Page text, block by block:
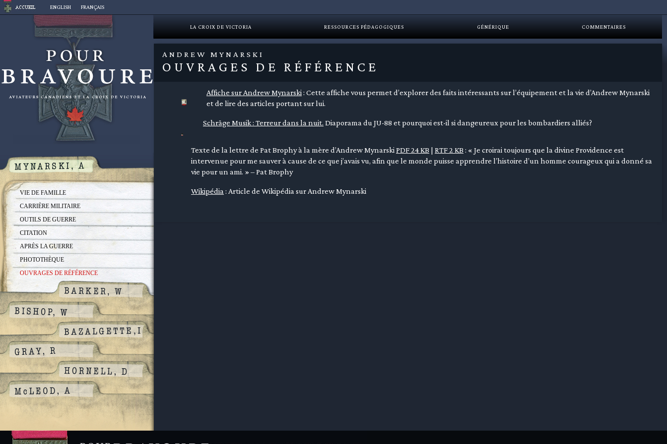
Aller
au
contenu
ENGLISH FRANÇAIS
VIE DE FAMILLE
CARRIÈRE MILITAIRE
OUTILS DE GUERRE
CITATION
APRÈS LA GUERRE
PHOTOTHÈQUE
OUVRAGES DE RÉFÉRENCE
LA CROIX DE VICTORIA RESSOURCES PÉDAGOGIQUES GÉNÉRIQUE COMMENTAIRES
ANDREW MYNARSKI
OUVRAGES DE RÉFÉRENCE
Affiche sur Andrew Mynarski: Cette affiche vous permet d’explorer des faits intéressants sur l’équipement et la vie d’Andrew Mynarski
et de lire des articles portant sur lui.
Schräge Musik : Terreur dans la nuit. Diaporama du JU-88 et pourquoi est-il si dangeureux pour les bombardiers alliés?
Texte de la lettre de Pat Brophy à la mère d’Andrew MynarskiPDF 24 KB | RTF 2 KB : « Je croirai toujours que la divine Providence est
intervenue pour me sauver à cause de ce que j’avais vu, afin que le monde puisse apprendre l’histoire d’un homme courageux qui a donné sa
vie pour un ami. » – Pat Brophy
Wikipédia : Article de Wikipédia sur Andrew Mynarski